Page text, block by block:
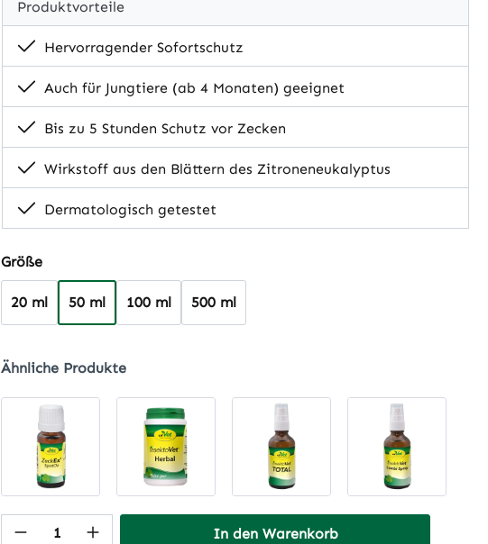
Produktvorteile
Hervorragender Sofortschutz
Auch für Jungtiere (ab 4 Monaten) geeignet
Bis zu 5 Stunden Schutz vor Zecken
Wirkstoff aus den Blättern des Zitroneneukalyptus
Dermatologisch getestet
Größeauswählen
20 ml 50 ml 100 ml 500 ml
Ähnliche Produkte
Produkt Anzahl: Gib den gewünschten Wert
In den Warenkorb